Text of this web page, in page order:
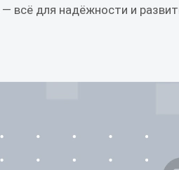
всё для надёжности и